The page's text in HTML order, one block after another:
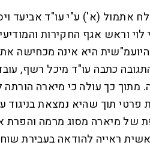
אתמול (א') ע"י עו"ד אביעד
וראש אגף החקירות
היא אינה מכחישה את
כתבה עו"ד מיכל רשף,
כך עולה כי מיארה הורתה
תוך שהיא נמצאת בניגוד
של מיארה מסוג מרמה והפרת
ראייה להודאה בעבירת